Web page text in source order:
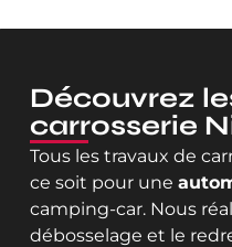
Découvrez
carrosserie
Tous les travaux de
ce soit pour une
camping-car. Nous
débosselage et le